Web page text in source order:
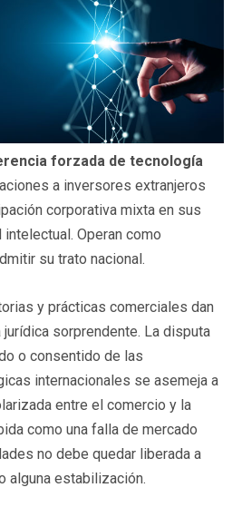
forzada de tecnología
a inversores extranjeros
corporativa mixta en sus
Operan como
su trato nacional.
y prácticas comerciales dan
jurídica sorprendente. La disputa
o consentido de las
internacionales se asemeja a
entre el comercio y la
como una falla de mercado
no debe quedar liberada a
alguna estabilización.